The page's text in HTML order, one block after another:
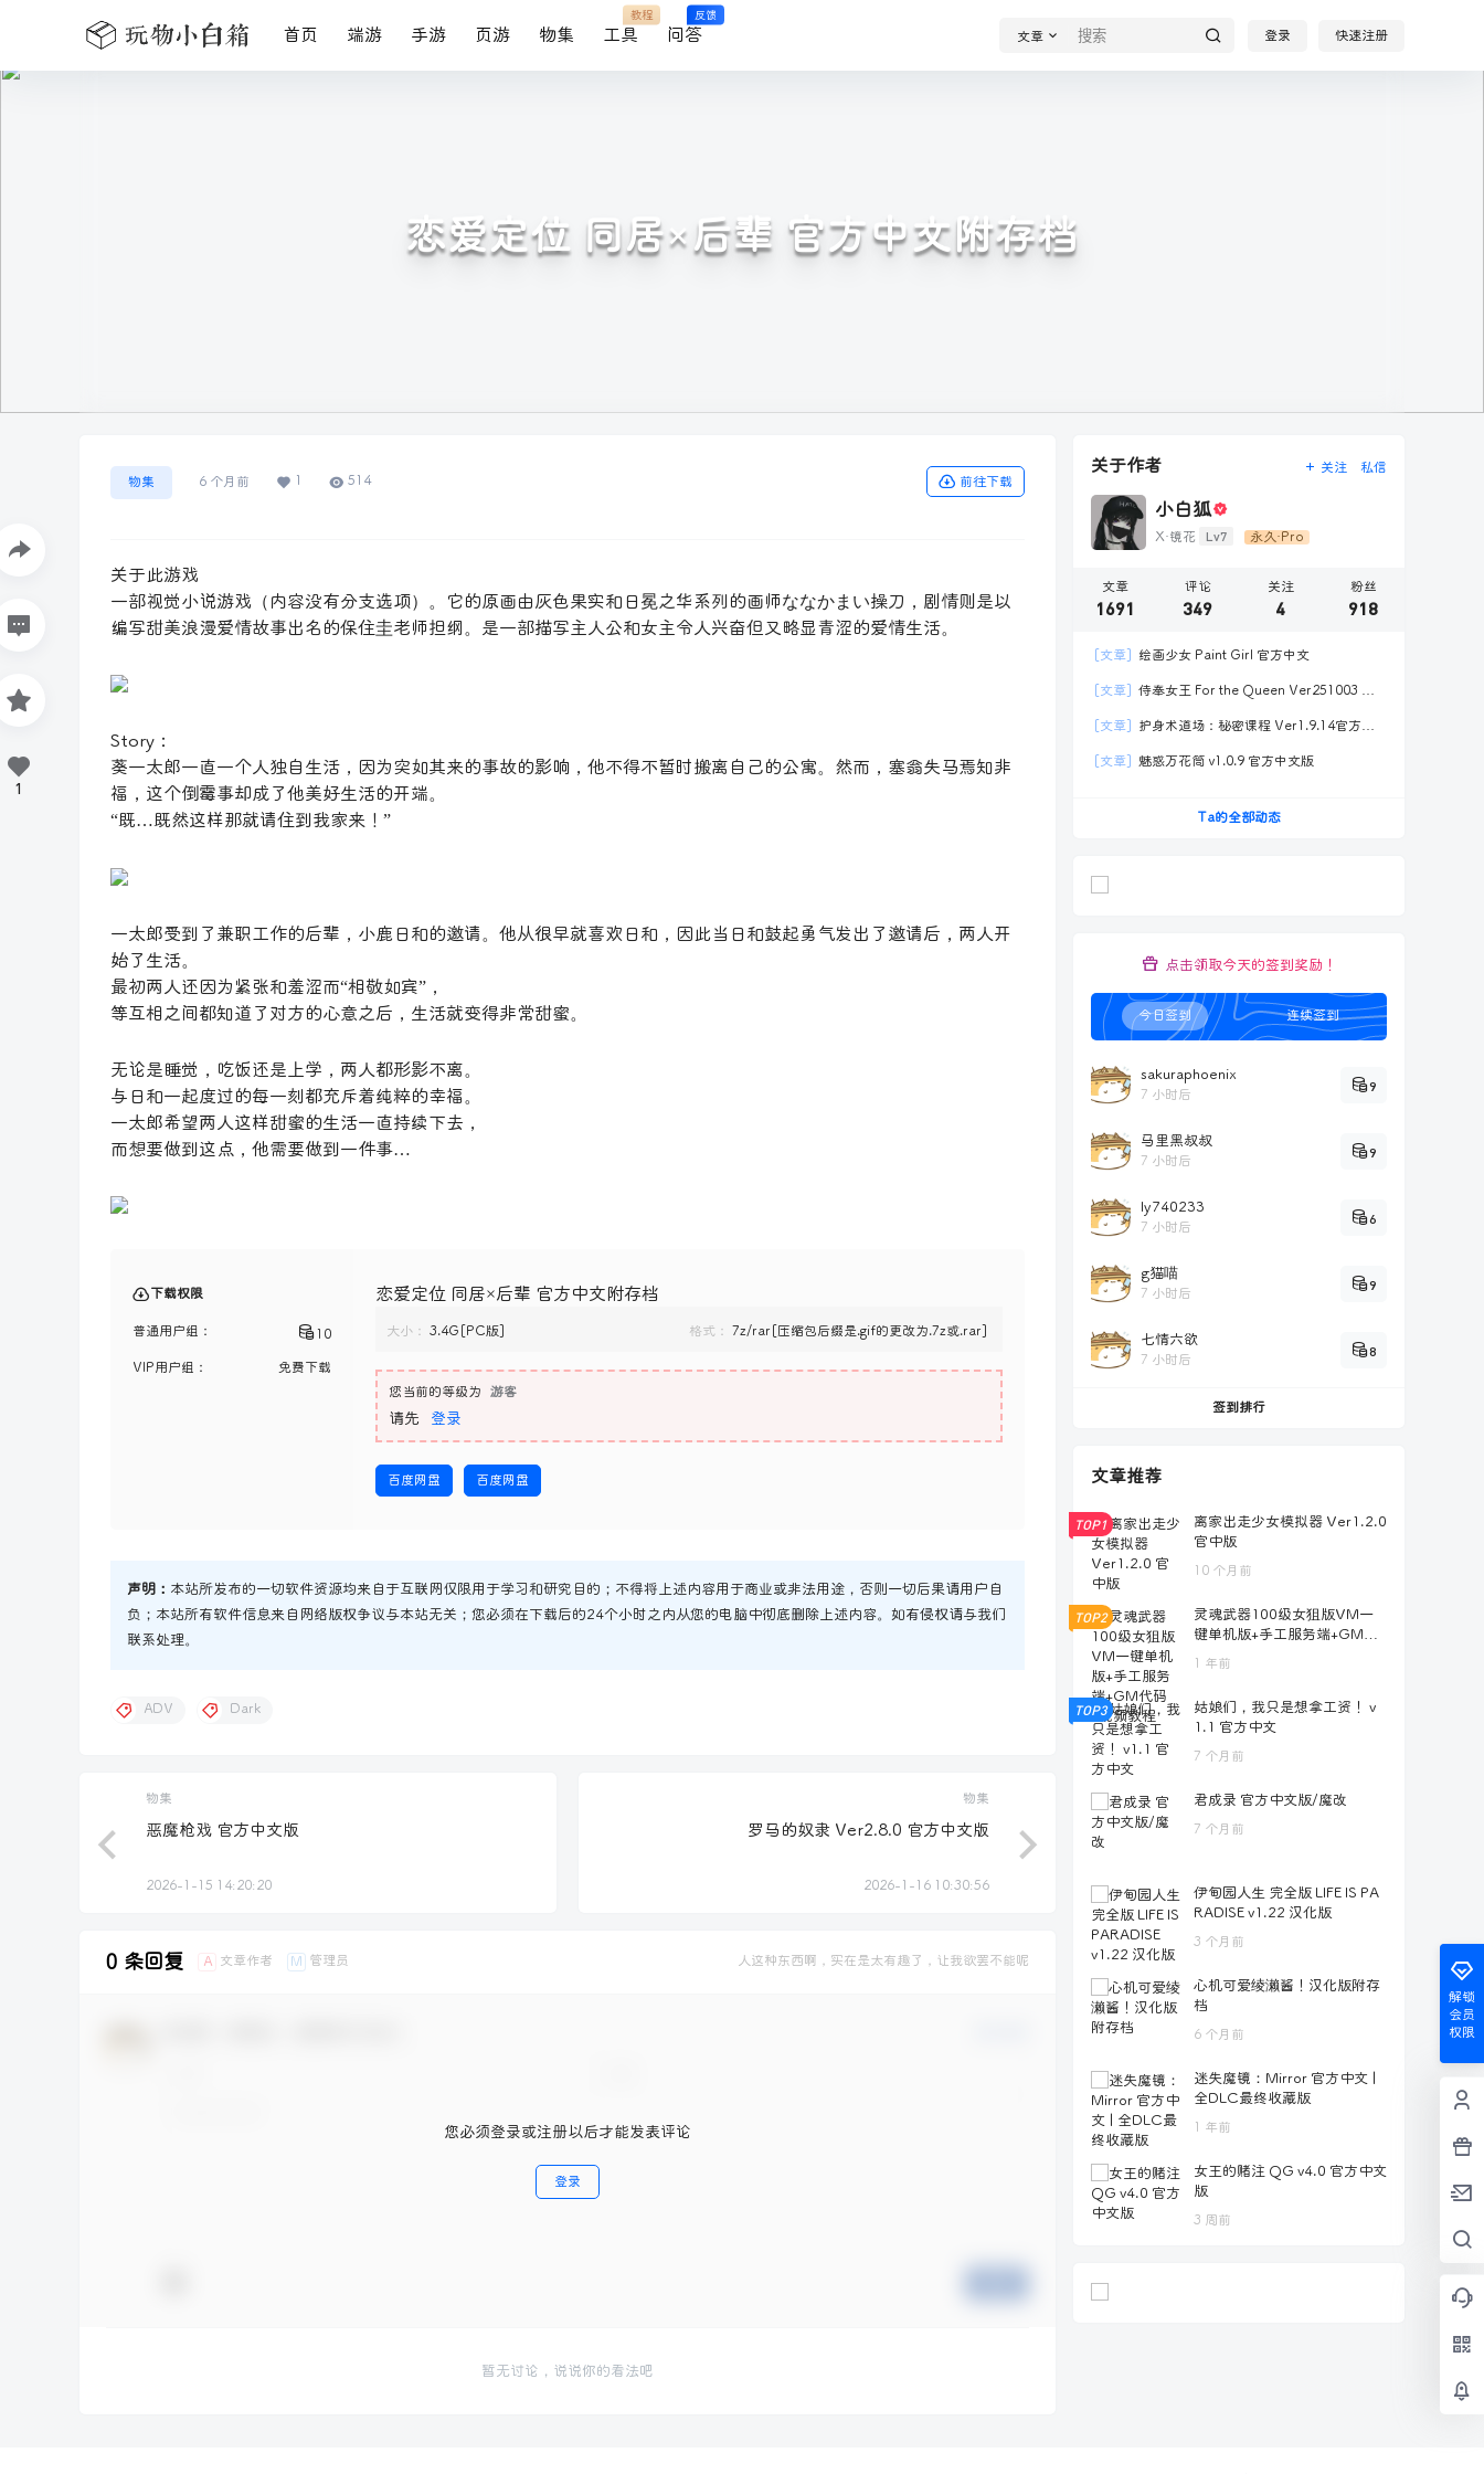
首页 端游 手游 页游 物集 工具
教程
问答
反馈
文章 登录 快速注册
恋爱定位 同居×后辈 官方中文附存档
物集 6 个月前 1 514 前往下载
关于此游戏
一部视觉小说游戏（内容没有分支选项）。它的原画由灰色果实和日冕之华系列的画师ななかまい操刀，剧情则是以
编写甜美浪漫爱情故事出名的保住圭老师担纲。是一部描写主人公和女主令人兴奋但又略显青涩的爱情生活。
Story：
葵一太郎一直一个人独自生活，因为突如其来的事故的影响，他不得不暂时搬离自己的公寓。然而，塞翁失马焉知非
福，这个倒霉事却成了他美好生活的开端。
“既…既然这样那就请住到我家来！”
一太郎受到了兼职工作的后辈，小鹿日和的邀请。他从很早就喜欢日和，因此当日和鼓起勇气发出了邀请后，两人开
始了生活。
最初两人还因为紧张和羞涩而“相敬如宾”，
等互相之间都知道了对方的心意之后，生活就变得非常甜蜜。
无论是睡觉，吃饭还是上学，两人都形影不离。
与日和一起度过的每一刻都充斥着纯粹的幸福。
一太郎希望两人这样甜蜜的生活一直持续下去，
而想要做到这点，他需要做到一件事…
下载权限
普通用户组： 10
VIP用户组： 免费下载
恋爱定位 同居×后辈 官方中文附存档
大小： 3.4G[PC版] 格式： 7z/rar[压缩包后缀是.gif的更改为.7z或.rar]
您当前的等级为 游客
请先 登录
百度网盘 百度网盘
声明： 本站所发布的一切软件资源均来自于互联网仅限用于学习和研究目的；不得将上述内容用于商业或非法用途，否则一切后果请用户自
负；本站所有软件信息来自网络版权争议与本站无关；您必须在下载后的24个小时之内从您的电脑中彻底删除上述内容。如有侵权请与我们
联系处理。
1
ADV Dark
物集
恶魔枪戏 官方中文版
2026-1-15 14:20:20
物集
罗马的奴隶 Ver2.8.0 官方中文版
2026-1-16 10:30:56
0 条回复 A 文章作者 M 管理员 人这种东西啊，实在是太有趣了，让我欲罢不能呢
您必须登录或注册以后才能发表评论
登录
暂无讨论，说说你的看法吧
关于作者 关注 私信
小白狐
X·镜花 Lv7 永久·Pro
文章
1691
评论
349
关注
4
粉丝
918
[文章] 绘画少女 Paint Girl 官方中文
[文章]
侍奉女王 For the Queen Ver251003 官
[文章]
护身术道场：秘密课程 Ver1.9.14官方中
[文章]
魅惑万花筒 v1.0.9 官方中文版
Ta的全部动态
点击领取今天的签到奖励！
今日签到 连续签到
sakuraphoenix
7 小时后
9
马里黑叔叔
7 小时后
9
ly740233
7 小时后
6
g猫喵
7 小时后
9
七情六欲
7 小时后
8
签到排行
文章推荐
TOP1
离家出走少女模拟器 Ver1.2.0
官中版
10 个月前
TOP2
灵魂武器100级女狙版VM一
键单机版+手工服务端+GM代
码+视频教程
1 年前
TOP3
姑娘们，我只是想拿工资！ v
1.1 官方中文
7 个月前
君成录 官方中文版/魔改
7 个月前
伊甸园人生 完全版 LIFE IS PA
RADISE v1.22 汉化版
3 个月前
心机可爱绫濑酱！汉化版附存
档
6 个月前
迷失魔镜：Mirror 官方中文 |
全DLC最终收藏版
1 年前
女王的赌注 QG v4.0 官方中文
版
3 周前
解锁
会员
权限